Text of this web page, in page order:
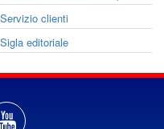
Servizio clienti
Sigla editoriale